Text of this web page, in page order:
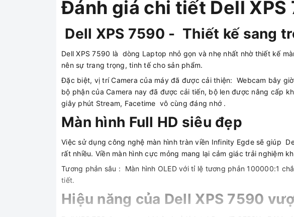
Đánh giá chi tiết Dell XPS
Dell XPS 7590 - Thiết kế sang
Dell XPS 7590 là dòng Laptop nhỏ gọn và nhẹ nhất nhờ thiết kế
nên sự trang trọng, tinh tế cho sản phẩm.
Đặc biệt, vị trí Camera của máy đã được cải thiện: Webcam bây
bộ phận của Camera nay đã được cải tiến, bộ len được nâng cấp
giây phút Stream, Facetime vô cùng đáng nhớ .
Màn hình Full HD siêu đẹp
Việc sử dụng công nghệ màn hình tràn viền Infinity Egde sẽ giúp
rất nhiều. Viền màn hình cực mỏng mang lại cảm giác trải nghiệm
Tương phản sâu : Màn hình OLED với tỉ lệ tương phản 100000:1
tiết.
Hiệu năng của Dell XPS 7590